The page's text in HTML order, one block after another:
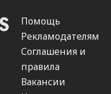
Помощь
Рекламодателям
Соглашения и
правила
Вакансии